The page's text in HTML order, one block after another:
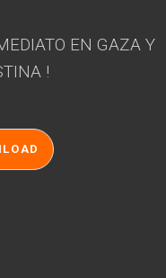
EN GAZA Y
!